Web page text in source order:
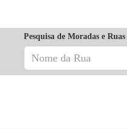
Pesquisa de Moradas e Ruas